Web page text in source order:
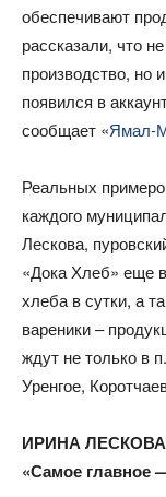
обеспечивают
рассказали, что
производство, но
появился в
сообщает «Ямал-
Реальных
каждого
Лескова,
«Дока Хлеб» еще
хлеба в сутки, а
вареники –
ждут не только в
Уренгое,
ИРИНА
«Самое главное